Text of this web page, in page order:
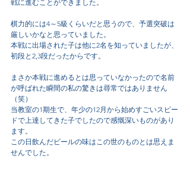
戦に進むことができました。
棋力的には4～5級くらいだと思うので、予選突破は
厳しいかなと思っていました。
本戦に出場された子は他に2名を知っていましたが、
初段と2,3段だったからです。
まさか本戦に進めるとは思っていなかったので名前
が呼ばれた瞬間の私の驚きは尋常ではありません
（笑）
当教室の1期生で、年少の12月から始めすごいスピー
ドで上達してきた子でしたので感慨深いものがあり
ます。
この日飲んだビールの味はこの世のものとは思えま
せんでした。